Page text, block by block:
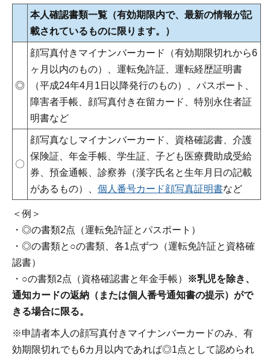
本人確認書類一覧 （有効期限内で、最新の情報が記
載されているものに限ります。）
◎
顔写真付きマイナンバーカード（有効期限切れから6
ヶ月以内のもの）、運転免許証、運転経歴証明書
（平成24年4月1日以降発行のもの）、パスポート、
障害者手帳、顔写真付き在留カード、特別永住者証
明書など
〇
顔写真なしマイナンバーカード、資格確認書、介護
保険証、年金手帳、学生証、子ども医療費助成受給
券、預金通帳、診察券（漢字氏名と生年月日の記載
があるもの）、 個人番号カード顔写真証明書など
＜例＞
・◎の書類2点（運転免許証とパスポート）
・◎の書類と○の書類、各1点ずつ（運転免許証と資格確
認書）
・○の書類2点（資格確認書と年金手帳）
※乳児を除き、
通知カードの返納（または個人番号通知書の提示）がで
きる場合に限る。
※申請者本人の顔写真付きマイナンバーカードのみ、有
効期限切れでも6カ月以内であれば◎1点として認められ